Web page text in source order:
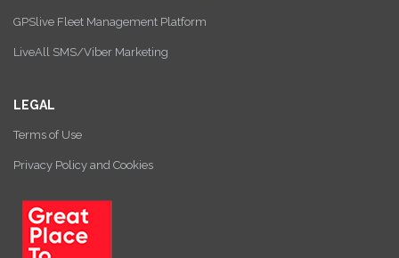
GPSlive Fleet Management Platform
LiveAll SMS/Viber Marketing
LEGAL
Terms of Use
Privacy Policy and Cookies